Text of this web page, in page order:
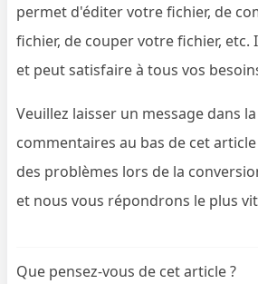
permet d'éditer votre fichier, de
fichier, de couper votre fichier, etc.
et peut satisfaire à tous vos
Veuillez laisser un message dans
commentaires au bas de cet
des problèmes lors de la
et nous vous répondrons le plus
Que pensez-vous de cet article ?